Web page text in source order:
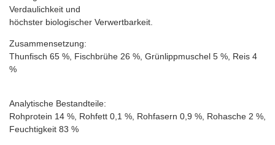
Verdaulichkeit und
höchster biologischer Verwertbarkeit.
Zusammensetzung:
Thunfisch 65 %, Fischbrühe 26 %, Grünlippmuschel 5 %, Reis 4
%
Analytische Bestandteile:
Rohprotein 14 %, Rohfett 0,1 %, Rohfasern 0,9 %, Rohasche 2 %,
Feuchtigkeit 83 %